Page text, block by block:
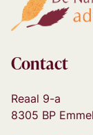
Contact
Reaal 9-a
8305 BP